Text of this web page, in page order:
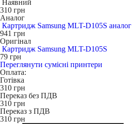
Наявний
310 грн
Аналог
Картридж Samsung MLT-D105S аналог
941 грн
Оригінал
Картридж Samsung MLT-D105S
79 грн
Переглянути сумісні принтери
Оплата:
Готівка
310 грн
Переказ без ПДВ
310 грн
Переказ з ПДВ
310 грн